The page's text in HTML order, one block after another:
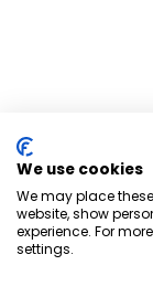
We use cookies
We may place
website, show
experience. For
settings.